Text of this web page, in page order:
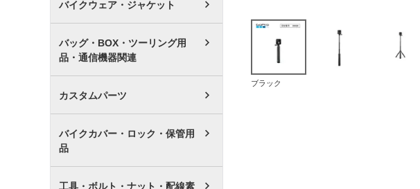
バイクウェア・ジャケット
バッグ・BOX・ツーリング用
品・通信機器関連
カスタムパーツ
バイクカバー・ロック・保管用
品
工具・ボルト・ナット・配線素
ブラック